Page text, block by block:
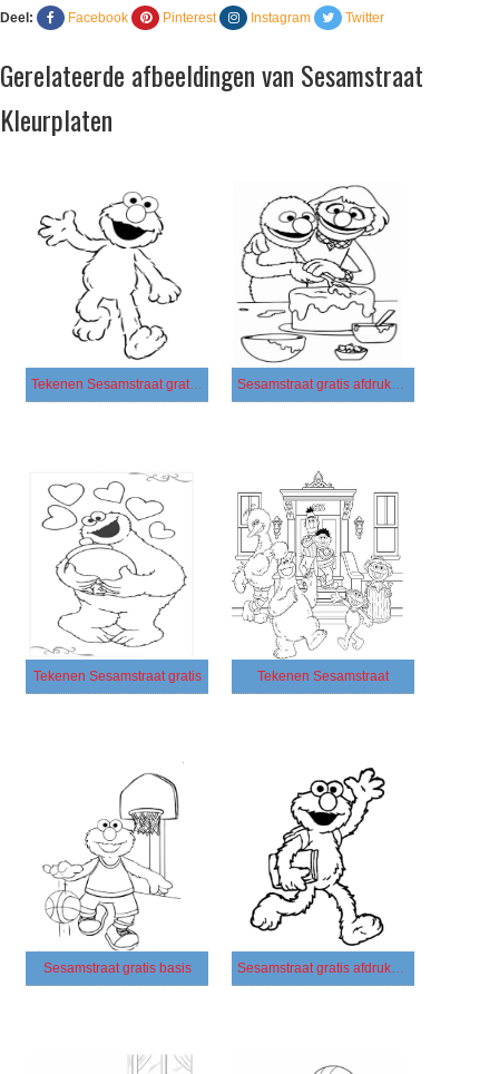
Deel: Facebook Pinterest Instagram Twitter
Gerelateerde afbeeldingen van Sesamstraat
Kleurplaten
Tekenen Sesamstraat gratis basis Sesamstraat gratis afdrukbaar simpel
Tekenen Sesamstraat gratis Tekenen Sesamstraat
Sesamstraat gratis basis Sesamstraat gratis afdrukbaar eenvoudig